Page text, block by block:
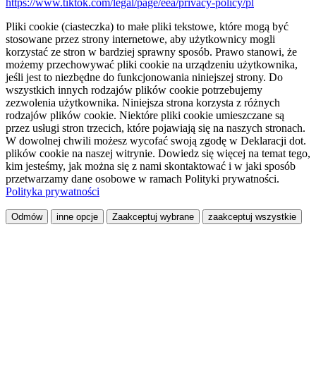
Pliki cookie (ciasteczka) to małe pliki tekstowe, które mogą być
stosowane przez strony internetowe, aby użytkownicy mogli
korzystać ze stron w bardziej sprawny sposób. Prawo stanowi, że
możemy przechowywać pliki cookie na urządzeniu użytkownika,
jeśli jest to niezbędne do funkcjonowania niniejszej strony. Do
wszystkich innych rodzajów plików cookie potrzebujemy
zezwolenia użytkownika. Niniejsza strona korzysta z różnych
rodzajów plików cookie. Niektóre pliki cookie umieszczane są
przez usługi stron trzecich, które pojawiają się na naszych stronach.
W dowolnej chwili możesz wycofać swoją zgodę w Deklaracji dot.
plików cookie na naszej witrynie. Dowiedz się więcej na temat tego,
kim jesteśmy, jak można się z nami skontaktować i w jaki sposób
przetwarzamy dane osobowe w ramach Polityki prywatności.
Polityka prywatności
Odmów inne opcje Zaakceptuj wybrane zaakceptuj wszystkie